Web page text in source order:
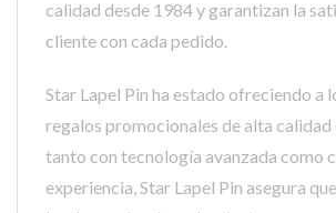
calidad desde 1984 y garantizan la
cliente con cada pedido.
Star Lapel Pin ha estado ofreciendo a
regalos promocionales de alta calidad
tanto con tecnología avanzada como
experiencia, Star Lapel Pin asegura